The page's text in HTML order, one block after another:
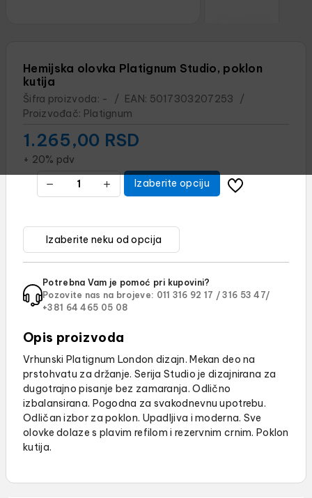
Hemijska olovka Platignum Studio, poklon
kutija
Šifra proizvoda: - / EAN: 5017303207253
/
Proizvođač: Platignum
1.265,00 RSD
+ 20% pdv
Izaberite opciju
Potrebna Vam je pomoć pri kupovini?
Pozovite nas na brojeve: 011 316 92 17 / 316 53 47/
+381 64 465 05 08
Opis proizvoda
Vrhunski Platignum London dizajn. Mekan deo na
prstohvatu za držanje. Serija Studio je dizajnirana za
dugotrajno pisanje bez zamaranja. Odlično
izbalansirana. Pogodna za svakodnevnu upotrebu.
Odličan izbor za poklon. Upadljiva i moderna. Sve
olovke dolaze s plavim refilom i rezervnim crnim. Poklon
kutija.